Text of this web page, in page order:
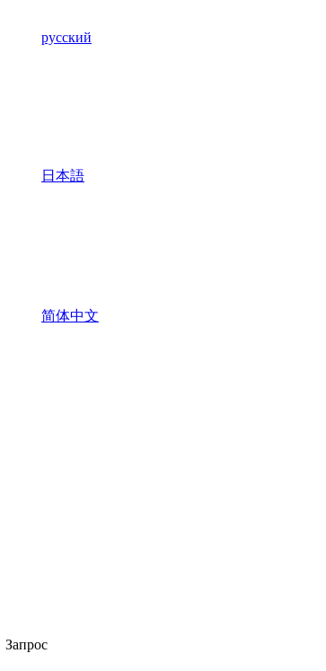
русский
日本語
简体中文
Запрос